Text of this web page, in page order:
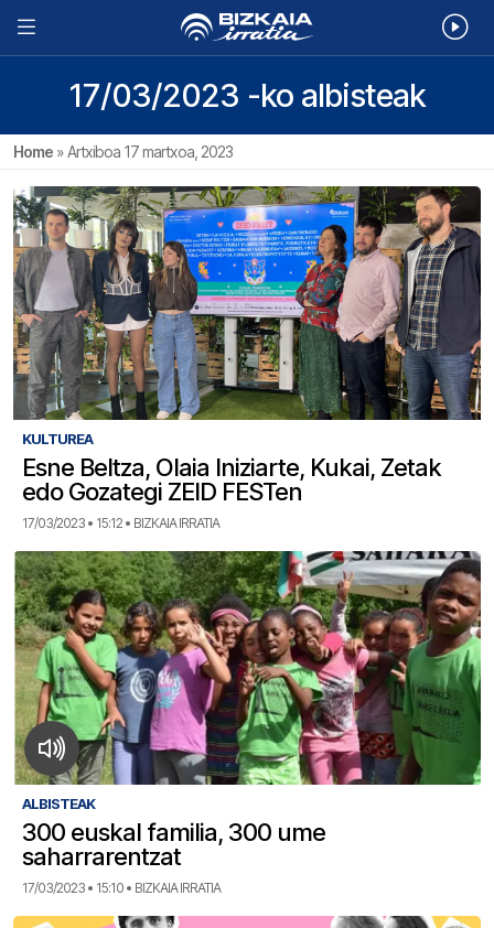
17/03/2023 -ko albisteak
Home »Artxiboa 17 martxoa, 2023
KULTUREA
Esne Beltza, Olaia Iniziarte, Kukai, Zetak
edo Gozategi ZEID FESTen
17/03/2023 • 15:12 • BIZKAIA IRRATIA
ALBISTEAK
300 euskal familia, 300 ume
saharrarentzat
17/03/2023 • 15:10 • BIZKAIA IRRATIA